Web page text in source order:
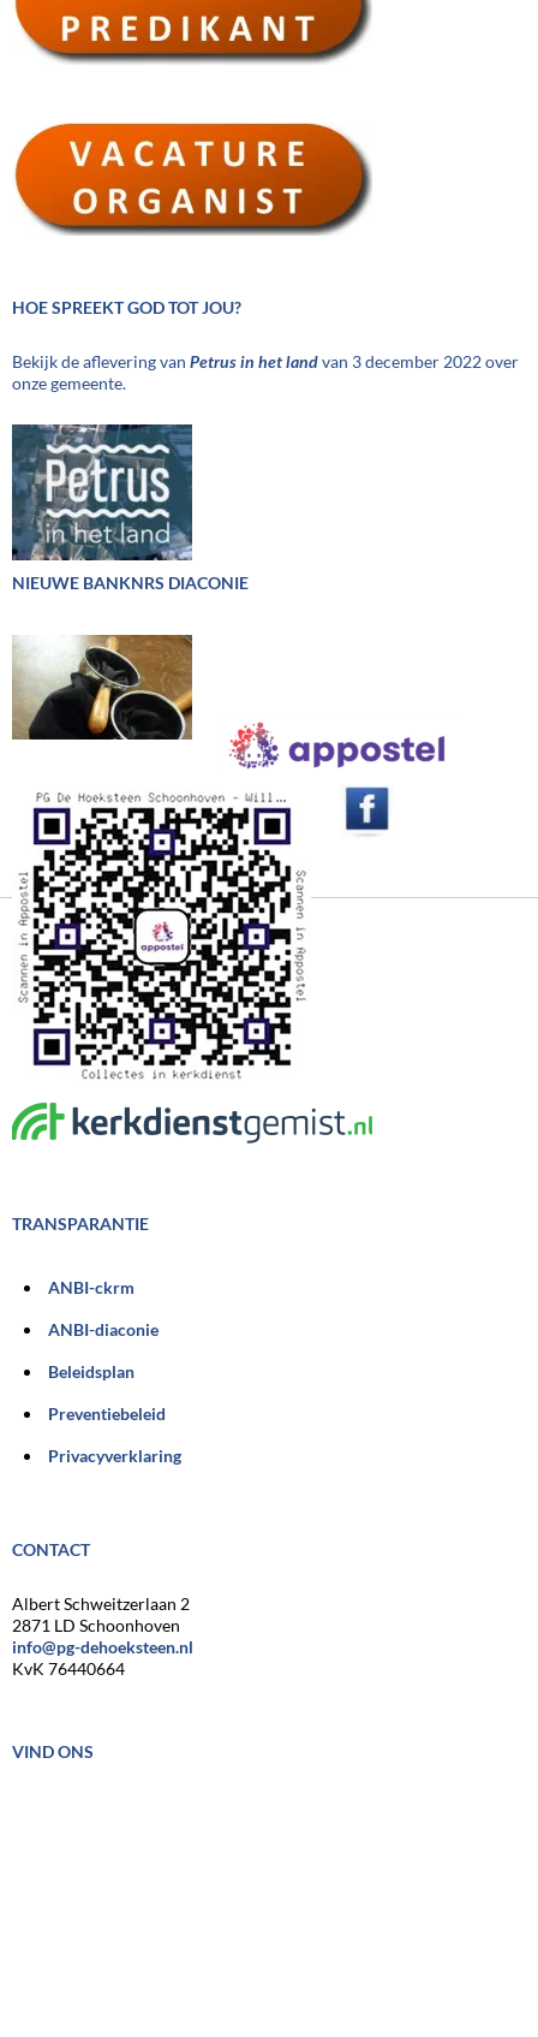
HOE SPREEKT GOD TOT JOU?
Bekijk de aflevering van Petrus in het landvan 3 december 2022 over
onze gemeente.
NIEUWE BANKNRS DIACONIE
TRANSPARANTIE
ANBI-ckrm
ANBI-diaconie
Beleidsplan
Preventiebeleid
Privacyverklaring
CONTACT
Albert Schweitzerlaan 2
2871 LD Schoonhoven
info@pg-dehoeksteen.nl
KvK 76440664
VIND ONS